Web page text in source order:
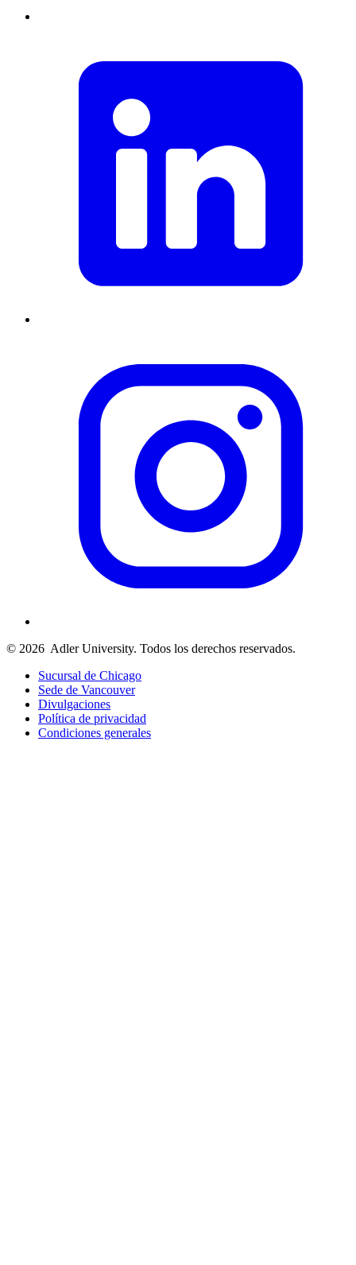
© 2026 Adler University. Todos los derechos reservados.
Sucursal de Chicago
Sede de Vancouver
Divulgaciones
Política de privacidad
Condiciones generales